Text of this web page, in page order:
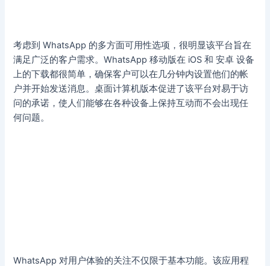
考虑到 WhatsApp 的多方面可用性选项，很明显该平台旨在
满足广泛的客户需求。WhatsApp 移动版在 iOS 和 安卓 设备
上的下载都很简单，确保客户可以在几分钟内设置他们的帐
户并开始发送消息。桌面计算机版本促进了该平台对易于访
问的承诺，使人们能够在各种设备上保持互动而不会出现任
何问题。
WhatsApp 对用户体验的关注不仅限于基本功能。该应用程